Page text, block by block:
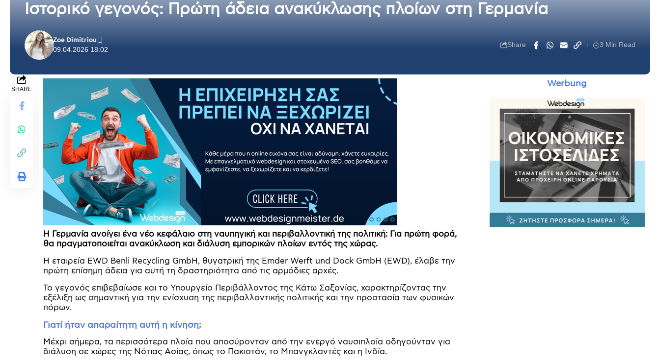
Ιστορικό γεγονός: Πρώτη άδεια ανακύκλωσης πλοίων στη Γερμανία
09.04.2026 18:02
Zoe Dimitriou
Share 3 Min Read
SHARE
Η Γερμανία ανοίγει ένα νέο κεφάλαιο στη ναυπηγική και περιβαλλοντική της πολιτική: Για πρώτη φορά,
θα πραγματοποιείται ανακύκλωση και διάλυση εμπορικών πλοίων εντός της χώρας.
Η εταιρεία EWD Benli Recycling GmbH, θυγατρική της Emder Werft und Dock GmbH (EWD), έλαβε την
πρώτη επίσημη άδεια για αυτή τη δραστηριότητα από τις αρμόδιες αρχές.
Το γεγονός επιβεβαίωσε και το Υπουργείο Περιβάλλοντος της Κάτω Σαξονίας, χαρακτηρίζοντας την
εξέλιξη ως σημαντική για την ενίσχυση της περιβαλλοντικής πολιτικής και την προστασία των φυσικών
πόρων.
Γιατί ήταν απαραίτητη αυτή η κίνηση;
Μέχρι σήμερα, τα περισσότερα πλοία που αποσύρονταν από την ενεργό ναυσιπλοΐα οδηγούνταν για
διάλυση σε χώρες της Νότιας Ασίας, όπως το Πακιστάν, το Μπανγκλαντές και η Ινδία.
Werbung